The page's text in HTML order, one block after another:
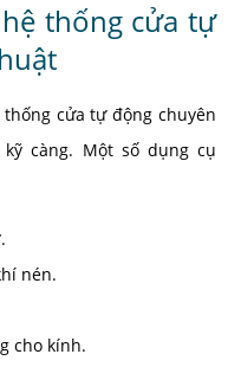
thống cửa tự
cửa tự động chuyên
càng. Một số dụng cụ
nén.
cho kính.